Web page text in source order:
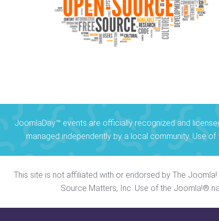
JoomlaDay™ events are officially recognized and
managed independently by a local community. Use
This site is not affiliated with or endorsed by The
Source Matters, Inc. Use of the Joomla!®